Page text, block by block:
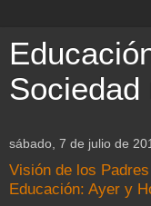
sábado, 7 de julio de
Visión de los
Educación: Ayer y